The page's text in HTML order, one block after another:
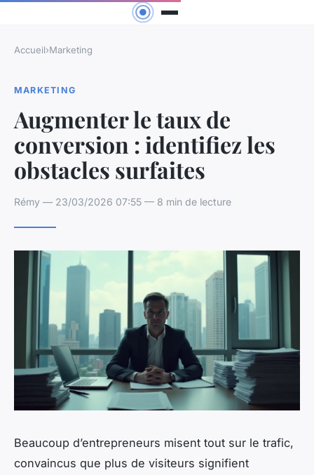
Accueil›Marketing
MARKETING
Augmenter le taux de
conversion : identifiez les
obstacles surfaites
Rémy — 23/03/2026 07:55 — 8 min de lecture
Beaucoup d’entrepreneurs misent tout sur le trafic,
convaincus que plus de visiteurs signifient